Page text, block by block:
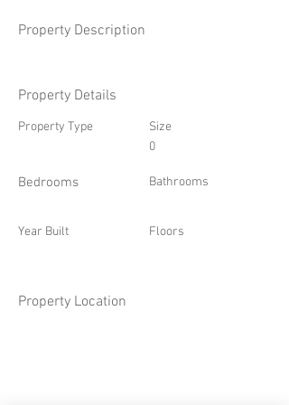
Property Description
Property Details
Property Type
Bedrooms
Year Built
Size
0
Bathrooms
Floors
Property Location